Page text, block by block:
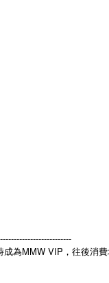
為MMW VIP，往後消